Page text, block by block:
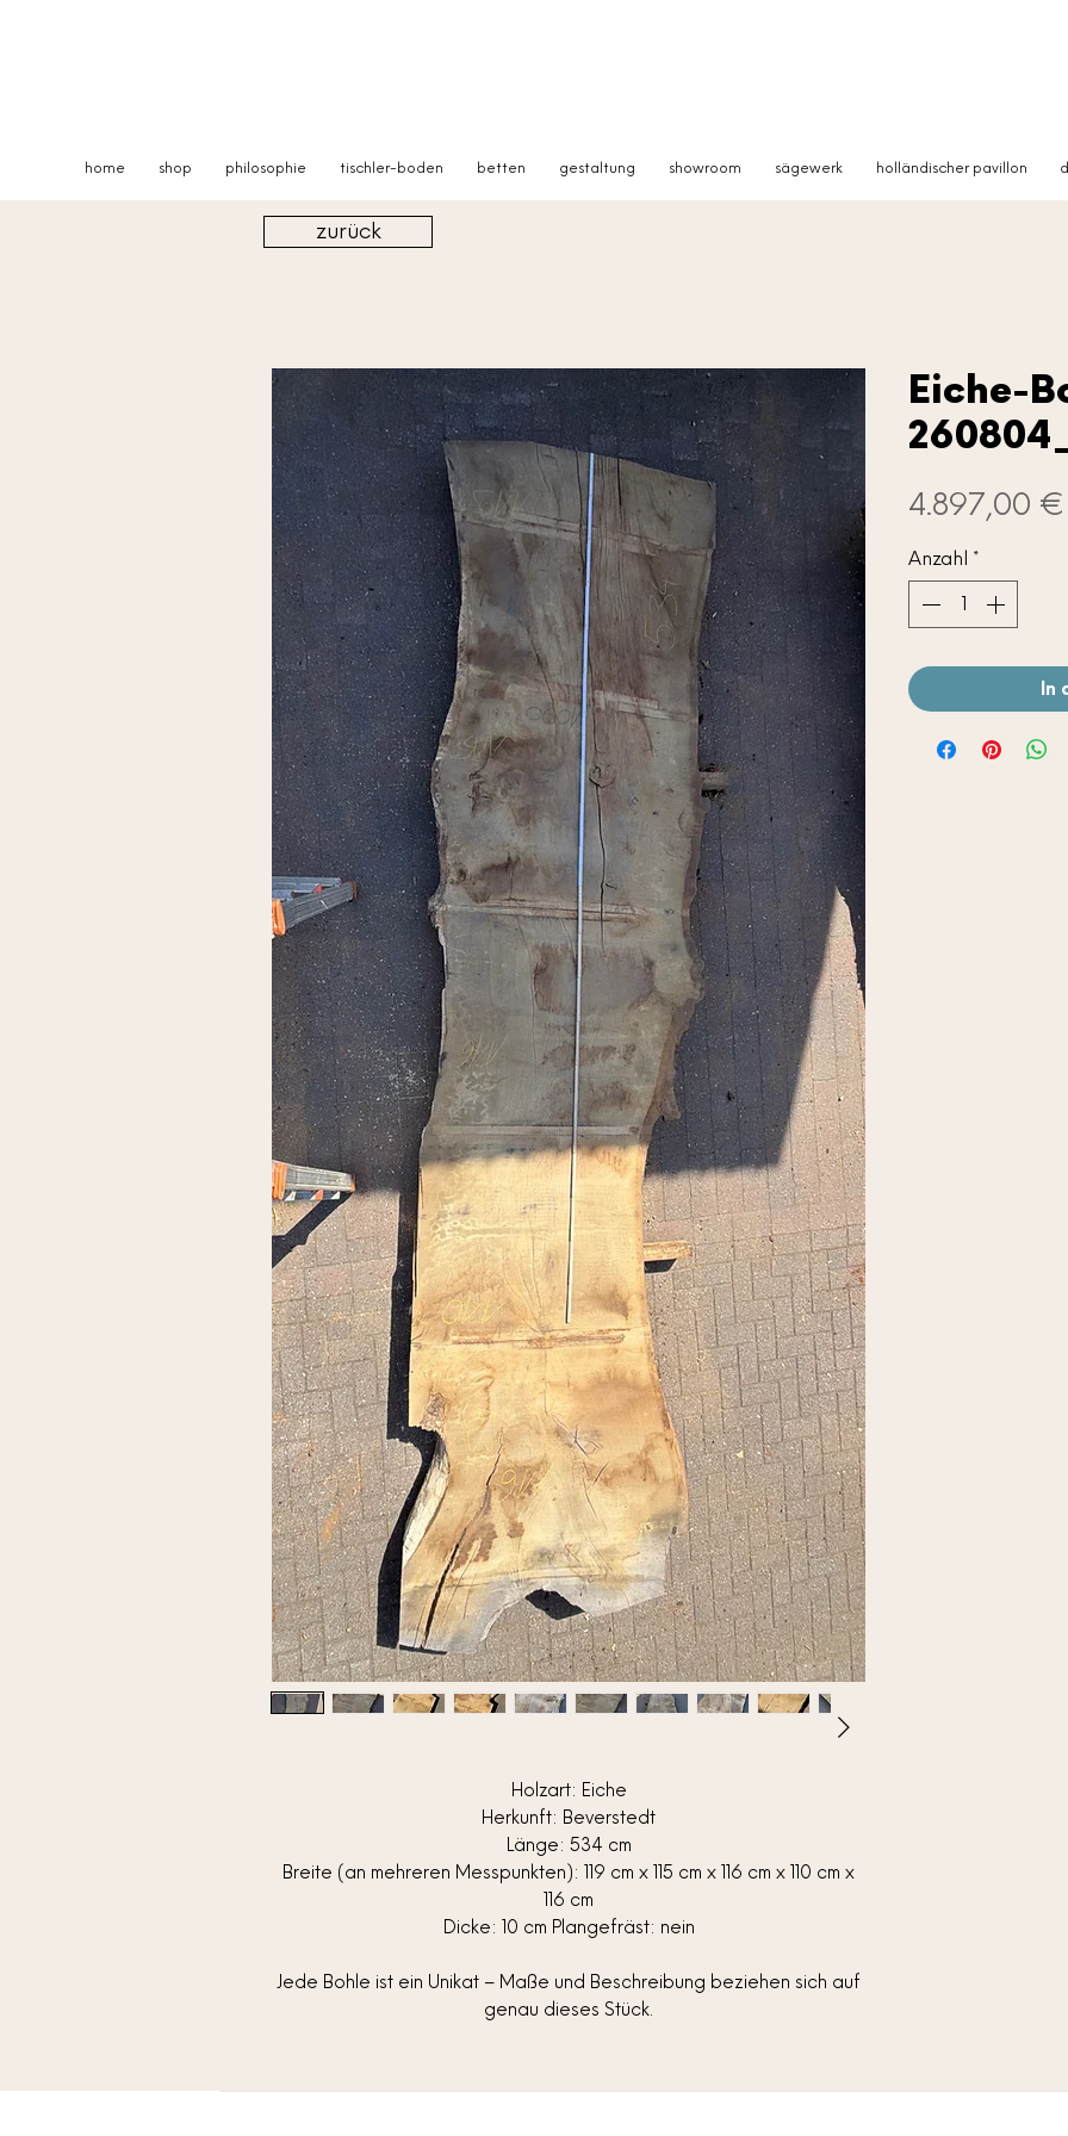
home shop philosophie tischler-boden betten gestaltung showroom sägewerk holländischer pavillon
Holzart: Eiche
Herkunft: Beverstedt
Länge: 534 cm
Breite (an mehreren Messpunkten): 119 cm x 115 cm x 116 cm x 110 cm x
116 cm
Dicke: 10 cm Plangefräst: nein
Jede Bohle ist ein Unikat – Maße und Beschreibung beziehen sich auf
genau dieses Stück.
Eiche-
4.897,00 €
Anzahl *
In
zurück